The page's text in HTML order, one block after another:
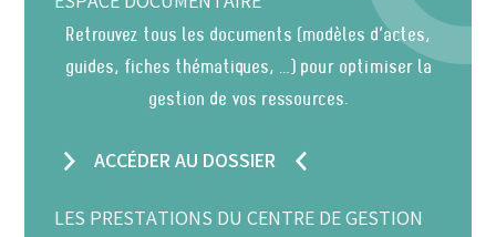
Retrouvez tous les documents (modèles d’actes,
guides, fiches thématiques, …) pour optimiser la
gestion de vos ressources.
ACCÉDER AU DOSSIER
LES PRESTATIONS DU CENTRE DE GESTION